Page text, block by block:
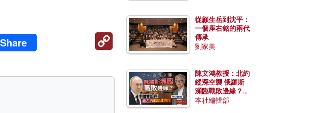
Share
Copy
從顧生岳到沈平：
一個座右銘的兩代
傳承
劉家美
陳文鴻教授：北約
縱深空襲 俄羅斯
瀕臨戰敗邊緣？中
國零部件能左右戰
本社編輯部